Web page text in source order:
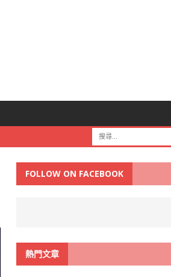
FOLLOW ON FACEBOOK
熱門文章